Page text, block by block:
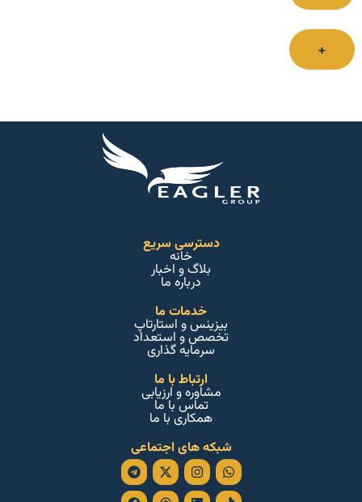
+
شبکه های اجتماعی
Whatsapp
Instagram
X-
twitter
Telegram Tiktok
Linkedin
Threads
Facebook
ارتباط با ما
مشاوره و ارزیابی
تماس با ما
همکاری با ما
خدمات ما
بیزینس و استارتاپ
تخصص و استعداد
سرمایه گذاری
دسترسی سریع
خانه
بلاگ و اخبار
درباره ما